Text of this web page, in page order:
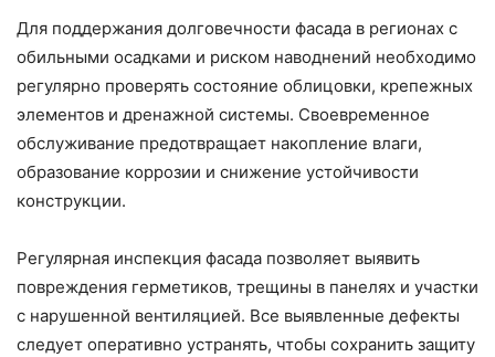
Для поддержания долговечности фасада в регионах с
обильными осадками и риском наводнений необходимо
регулярно проверять состояние облицовки, крепежных
элементов и дренажной системы. Своевременное
обслуживание предотвращает накопление влаги,
образование коррозии и снижение устойчивости
конструкции.
Регулярная инспекция фасада позволяет выявить
повреждения герметиков, трещины в панелях и участки
с нарушенной вентиляцией. Все выявленные дефекты
следует оперативно устранять, чтобы сохранить защиту